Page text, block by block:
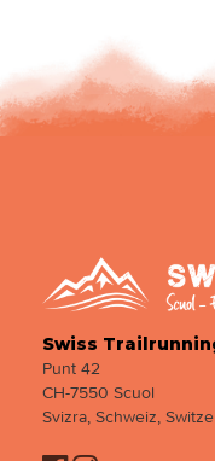
Swiss
Punt 42
CH-7550 Scuol
Svizra, Schweiz,